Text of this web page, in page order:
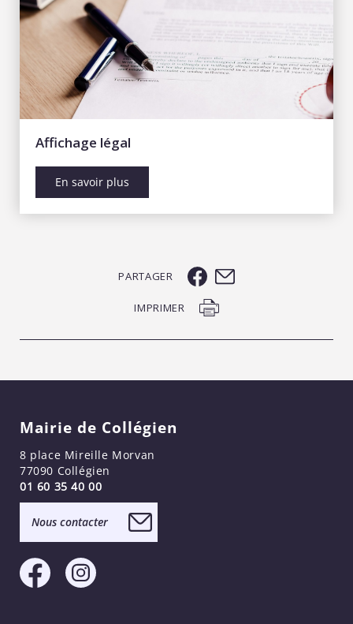
Affichage légal
En savoir plus
PARTAGER
IMPRIMER
Mairie de Collégien
8 place Mireille Morvan
77090 Collégien
01 60 35 40 00
Nous contacter